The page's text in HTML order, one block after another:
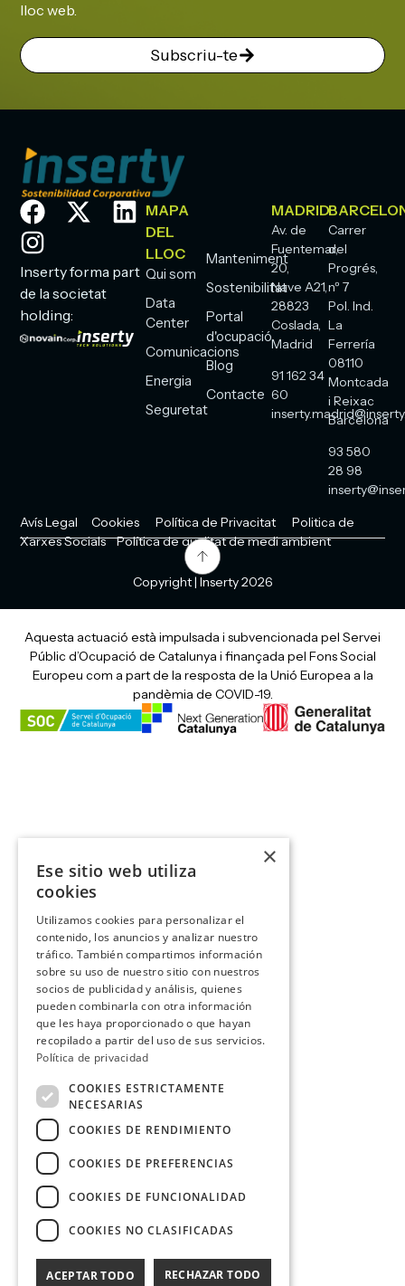
lloc web.
Subscriu-te
Inserty forma part
de la societat
holding:
MAPA
DEL
LLOC
Qui som
Data
Center
Comunicacions
Energia
Seguretat
Manteniment
Sostenibilitat
Portal
d'ocupació
Blog
Contacte
MADRID
Av. de
Fuentemar,
20,
Nave A21,
28823
Coslada,
Madrid
91 162 34
60
Carrer
del
Progrés,
nº 7
Pol. Ind.
La
Ferrería
08110
Montcada
i Reixac
Barcelona
93 580
28 98
Avís Legal
Cookies Política de Privacitat
Politica de
Xarxes Socials
Política de qualitat de medi ambient
Copyright | Inserty 2026
Aquesta actuació està impulsada i subvencionada pel Servei
Públic d’Ocupació de Catalunya i finançada pel Fons Social
Europeu com a part de la resposta de la Unió Europea a la
pandèmia de COVID-19.
×
Ese sitio web utiliza
cookies
Utilizamos cookies para personalizar el
contenido, los anuncios y analizar nuestro
tráfico. También compartimos información
sobre su uso de nuestro sitio con nuestros
socios de publicidad y análisis, quienes
pueden combinarla con otra información
que les haya proporcionado o que hayan
recopilado a partir del uso de sus servicios.
Política de privacidad
COOKIES ESTRICTAMENTE
NECESARIAS
COOKIES DE RENDIMIENTO
COOKIES DE PREFERENCIAS
COOKIES DE FUNCIONALIDAD
COOKIES NO CLASIFICADAS
ACEPTAR TODO RECHAZAR TODO